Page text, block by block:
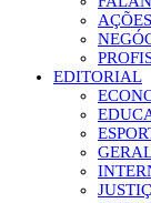
EDITORIAL